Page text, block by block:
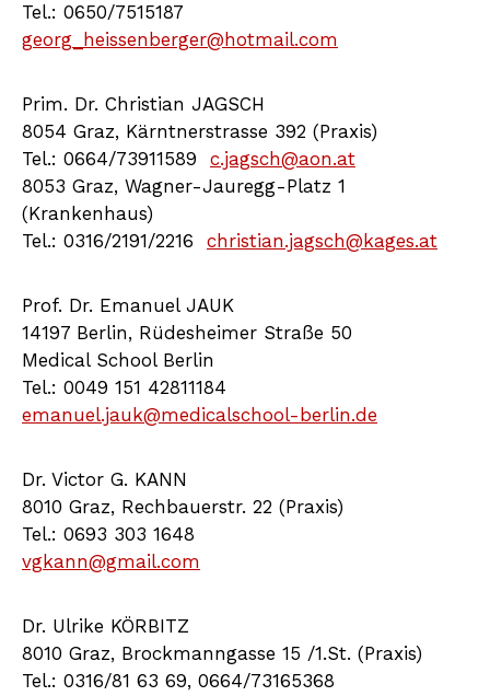
Tel.: 0650/7515187
georg_heissenberger@hotmail.com
Prim. Dr. Christian JAGSCH
8054 Graz, Kärntnerstrasse 392 (Praxis)
Tel.: 0664/73911589 c.jagsch@aon.at
8053 Graz, Wagner-Jauregg-Platz 1
(Krankenhaus)
Tel.: 0316/2191/2216 christian.jagsch@kages.at
Prof. Dr. Emanuel JAUK
14197 Berlin, Rüdesheimer Straße 50
Medical School Berlin
Tel.: 0049 151 42811184
emanuel.jauk@medicalschool-berlin.de
Dr. Victor G. KANN
8010 Graz, Rechbauerstr. 22 (Praxis)
Tel.: 0693 303 1648
vgkann@gmail.com
Dr. Ulrike KÖRBITZ
8010 Graz, Brockmanngasse 15 /1.St. (Praxis)
Tel.: 0316/81 63 69, 0664/73165368